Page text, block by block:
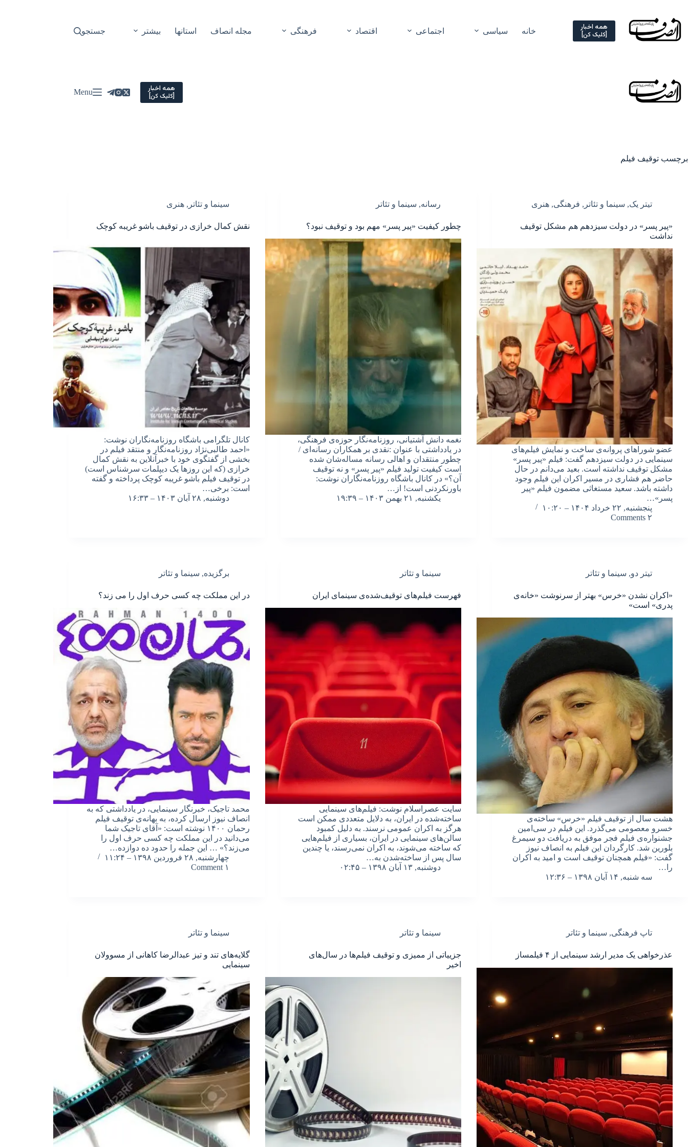
content
همه اخبار
[کلیک کن] خانه سیاسی اجتماعی اقتصاد فرهنگی مجله انصاف استانها بیشتر جستجو
همه اخبار
[کلیک کن] Menu
برچسب توقیف فیلم
تیتر یک, سینما و تئاتر , فرهنگی, هنری
«پیر پسر» در دولت سیزدهم هم مشکل توقیف
نداشت
عضو شوراهای پروانه‌ی ساخت و نمایش فیلم‌های
سینمایی در دولت سیزدهم گفت: فیلم «پیر پسر»
مشکل توقیف نداشته است. بعید می‌دانم در حال
حاضر هم فشاری در مسیر اکران این فیلم وجود
داشته باشد. سعید مستغاثی مضمون فیلم «پیر
پسر»…
پنجشنبه, ۲۲ خرداد ۱۴۰۴ – ۱۰:۲۰
۲ Comments
رسانه, سینما و تئاتر
چطور کیفیت «پیر پسر» مهم بود و توقیف نبود؟
نغمه دانش آشتیانی، روزنامه‌نگار حوزه‌ی فرهنگی،
در یادداشتی با عنوان :نقدی بر همکاران رسانه‌ای /
چطور منتقدان و اهالی رسانه مساله‌شان شده
است کیفیت تولید فیلم «پیر پسر» و نه توقیف
آن؟» در کانال باشگاه روزنامه‌نگاران نوشت:
باورنکردنی است! از…
یکشنبه, ۲۱ بهمن ۱۴۰۳ – ۱۹:۳۹
سینما و تئاتر ,هنری
نقش کمال خرازی در توقیف باشو غریبه کوچک
کانال تلگرامی باشگاه روزنامه‌نگاران نوشت:
«احمد طالبی‌نژاد روزنامه‌نگار و منتقد فیلم در
بخشی از گفتگوی خود با خبرآنلاین به نقش کمال
خرازی (که این روزها یک دیپلمات سرشناس است)
در توقیف فیلم باشو غریبه کوچک پرداخته و گفته
است: برخی…
دوشنبه, ۲۸ آبان ۱۴۰۳ – ۱۶:۳۳
تیتر دو, سینما و تئاتر
«اکران نشدن «خرس» بهتر از سرنوشت «خانه‌ی
پدری» است»
هشت سال از توقیف فیلم «خرس» ساخته‌ی
خسرو معصومی می‌گذرد. این فیلم در سی‌امین
جشنواره‌ی فیلم فجر موفق به دریافت دو سیمرغ
بلورین شد. کارگردان این فیلم به انصاف نیوز
گفت: «فیلم همچنان توقیف است و امید به اکران
را…
سه شنبه, ۱۴ آبان ۱۳۹۸ – ۱۲:۳۶
سینما و تئاتر
فهرست فیلم‌های توقیف‌شده‌ی سینمای ایران
سایت عصراسلام نوشت: فیلم‌های سینمایی
ساخته‌شده در ایران، به دلایل متعددی ممکن است
هرگز به اکران عمومی نرسند. به دلیل کمبود
سالن‌های سینمایی در ایران، بسیاری از فیلم‌هایی
که ساخته می‌شوند، به اکران نمی‌رسند، یا چندین
سال پس از ساخته‌شدن به…
دوشنبه, ۱۳ آبان ۱۳۹۸ – ۰۲:۴۵
برگزیده, سینما و تئاتر
در این مملکت چه کسی حرف اول را می زند؟
محمد تاجیک، خبرنگار سینمایی، در یادداشتی که به
انصاف نیوز ارسال کرده، به بهانه‌ی توقیف فیلم
رحمان ۱۴۰۰ نوشته است: «آقای تاجیک شما
می‌دانید در این مملکت چه کسی حرف اول را
می‌زند؟» … این جمله را حدود ده دوازده…
چهارشنبه, ۲۸ فروردین ۱۳۹۸ – ۱۱:۲۴
۱ Comment
تاپ فرهنگی, سینما و تئاتر
عذرخواهی یک مدیر ارشد سینمایی از ۴ فیلمساز
سینما و تئاتر
جزییاتی از ممیزی و توقیف فیلم‌ها در سال‌های
اخیر
سینما و تئاتر
گلایه‌های تند و تیز عبدالرضا کاهانی از مسوولان
سینمایی